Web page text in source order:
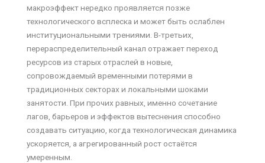
макроэффект нередко проявляется позже
технологического всплеска и может быть ослаблен
институциональными трениями. В-третьих,
перераспределительный канал отражает переход
ресурсов из старых отраслей в новые,
сопровождаемый временными потерями в
традиционных секторах и локальными шоками
занятости. При прочих равных, именно сочетание
лагов, барьеров и эффектов вытеснения способно
создавать ситуацию, когда технологическая динамика
ускоряется, а агрегированный рост остаётся
умеренным.